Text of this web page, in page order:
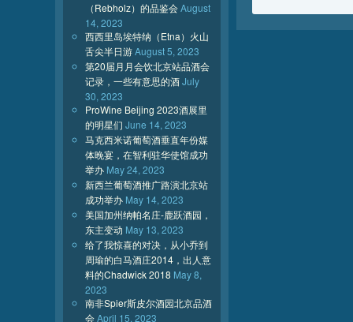
（Rebholz）的品鉴会August
14, 2023
西西里岛埃特纳（Etna）火山
舌尖半日游August 5, 2023
第20届月月会饮北京站品酒会
记录，一些有意思的酒July
30, 2023
ProWine Beijing 2023酒展里
的明星们 June 14, 2023
马克西米诺葡萄酒垂直年份媒
体晚宴，在智利驻华使馆成功
举办 May 24, 2023
新西兰葡萄酒推广路演北京站
成功举办 May 14, 2023
美国加州纳帕名庄-鹿跃酒园，
东主变动 May 13, 2023
给了我惊喜的对决，从小乔到
周瑜的白马酒庄2014，出人意
料的Chadwick 2018 May 8,
2023
南非Spier斯皮尔酒园北京品酒
会April 15, 2023